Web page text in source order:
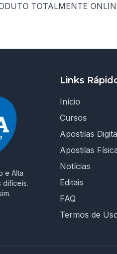
TOTALMENTE
e Alta
difíceis.
Links
Início
Cursos
Apostilas
Apostilas
Notícias
Editais
FAQ
Termos de